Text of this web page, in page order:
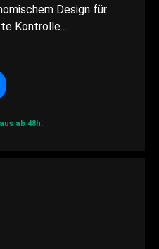
Design für
Kontrolle...
ab 48h.